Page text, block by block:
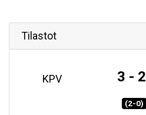
Tilastot
KPV 3 - 2
(2-0)